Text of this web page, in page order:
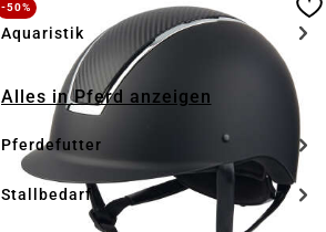
Aquaristik
Alles in Pferd anzeigen
Pferdefutter
Stallbedarf
-50%